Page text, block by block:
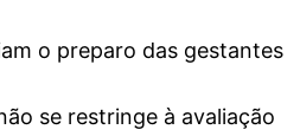
o preparo das gestantes
se restringe à avaliação